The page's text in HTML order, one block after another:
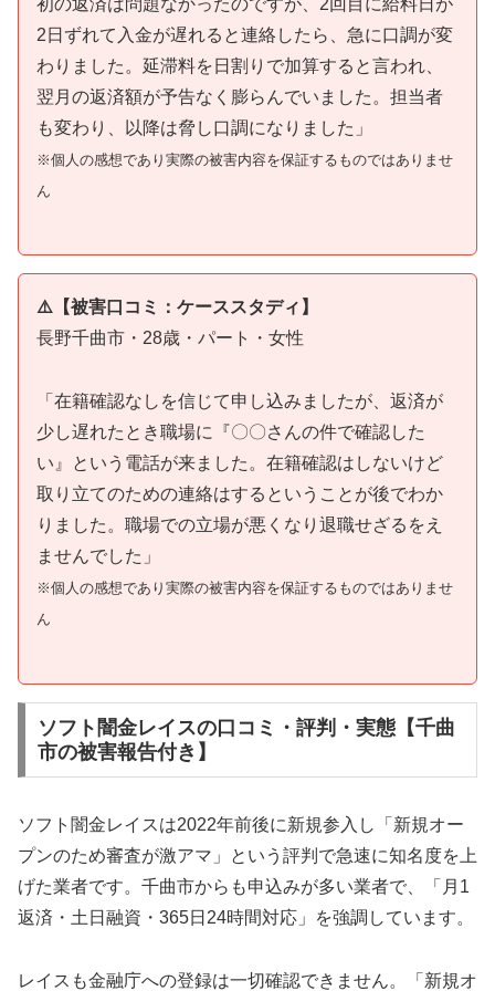
2日ずれて入金が遅れると連絡したら、急に口調が変
わりました。延滞料を日割りで加算すると言われ、
翌月の返済額が予告なく膨らんでいました。担当者
も変わり、以降は脅し口調になりました」
※個人の感想であり実際の被害内容を保証するものではありませ
ん
⚠️【被害口コミ：ケーススタディ】
長野千曲市・28歳・パート・女性
「在籍確認なしを信じて申し込みましたが、返済が
少し遅れたとき職場に『〇〇さんの件で確認した
い』という電話が来ました。在籍確認はしないけど
取り立てのための連絡はするということが後でわか
りました。職場での立場が悪くなり退職せざるをえ
ませんでした」
※個人の感想であり実際の被害内容を保証するものではありませ
ん
ソフト闇金レイスの口コミ・評判・実態【千曲
市の被害報告付き】
ソフト闇金レイスは2022年前後に新規参入し「新規オー
プンのため審査が激アマ」という評判で急速に知名度を上
げた業者です。千曲市からも申込みが多い業者で、「月1
返済・土日融資・365日24時間対応」を強調しています。
レイスも金融庁への登録は一切確認できません。「新規オ